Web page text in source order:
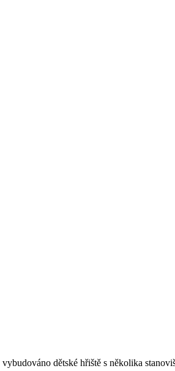
dětské hřiště s několika